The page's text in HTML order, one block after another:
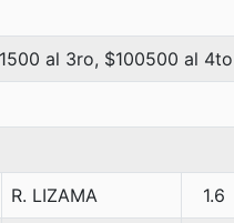
al 3ro, $100500 al 4to
R. LIZAMA 1.6